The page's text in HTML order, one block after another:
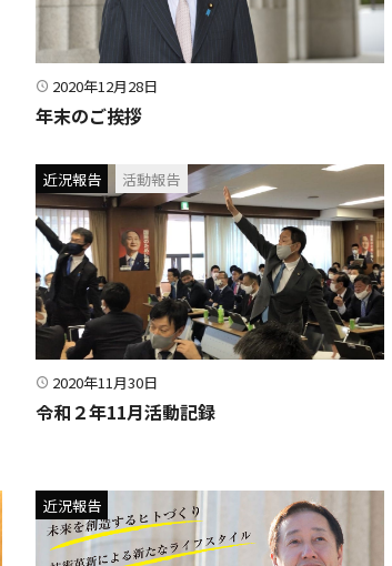
2020年12月28日
年末のご挨拶
2020年11月30日
令和２年11月活動記録
近況報告 活動報告
近況報告